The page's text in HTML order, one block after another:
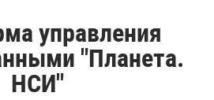
управления
"Планета.
НСИ"